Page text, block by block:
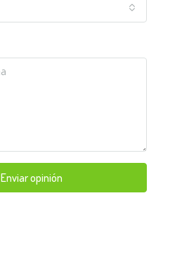
Enviar opinión